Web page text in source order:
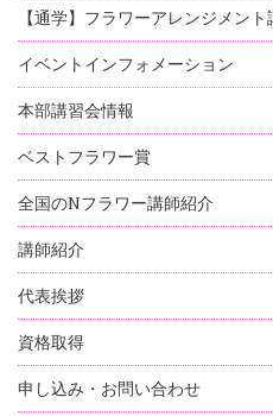
【通学】フラワーアレンジメン
イベントインフォメーション
本部講習会情報
ベストフラワー賞
全国のNフラワー講師紹介
講師紹介
代表挨拶
資格取得
申し込み・お問い合わせ